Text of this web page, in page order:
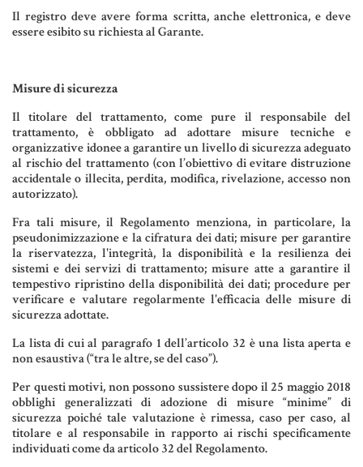
Il registro deve avere forma scritta, anche elettronica, e deve
essere esibito su richiesta al Garante.
Misure di sicurezza
Il titolare del trattamento, come pure il responsabile del
trattamento, è obbligato ad adottare misure tecniche e
organizzative idonee a garantire un livello di sicurezza adeguato
al rischio del trattamento (con l’obiettivo di evitare distruzione
accidentale o illecita, perdita, modifica, rivelazione, accesso non
autorizzato).
Fra tali misure, il Regolamento menziona, in particolare, la
pseudonimizzazione e la cifratura dei dati; misure per garantire
la riservatezza, l'integrità, la disponibilità e la resilienza dei
sistemi e dei servizi di trattamento; misure atte a garantire il
tempestivo ripristino della disponibilità dei dati; procedure per
verificare e valutare regolarmente l'efficacia delle misure di
sicurezza adottate.
La lista di cui al paragrafo 1 dell’articolo 32 è una lista aperta e
non esaustiva (“tra le altre, se del caso”).
Per questi motivi, non possono sussistere dopo il 25 maggio 2018
obblighi generalizzati di adozione di misure “minime” di
sicurezza poiché tale valutazione è rimessa, caso per caso, al
titolare e al responsabile in rapporto ai rischi specificamente
individuati come da articolo 32 del Regolamento.